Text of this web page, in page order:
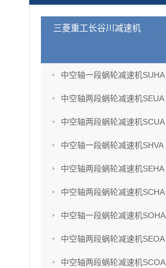
三菱重工长谷川减速机
中空轴一段蜗轮减速机SUHA
中空轴两段蜗轮减速机SEUA
中空轴两段蜗轮减速机SCUA
中空轴一段蜗轮减速机SHVA
中空轴两段蜗轮减速机SEHA
中空轴两段蜗轮减速机SCHA
中空轴一段蜗轮减速机SOHA
中空轴两段蜗轮减速机SEOA
中空轴两段蜗轮减速机SCOA